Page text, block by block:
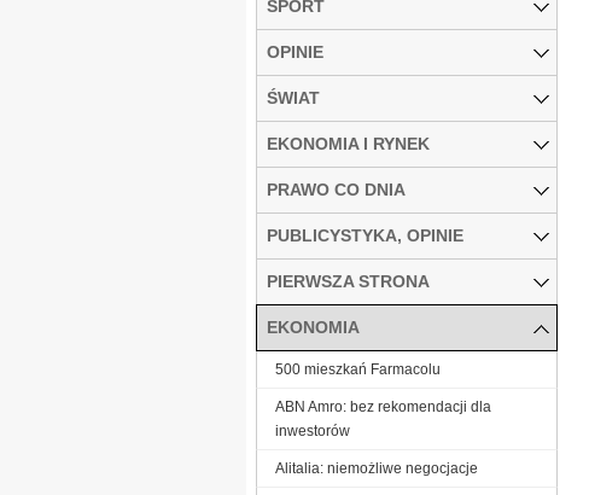
SPORT
OPINIE
ŚWIAT
EKONOMIA I RYNEK
PRAWO CO DNIA
PUBLICYSTYKA, OPINIE
PIERWSZA STRONA
EKONOMIA
500 mieszkań Farmacolu
ABN Amro: bez rekomendacji dla
inwestorów
Alitalia: niemożliwe negocjacje